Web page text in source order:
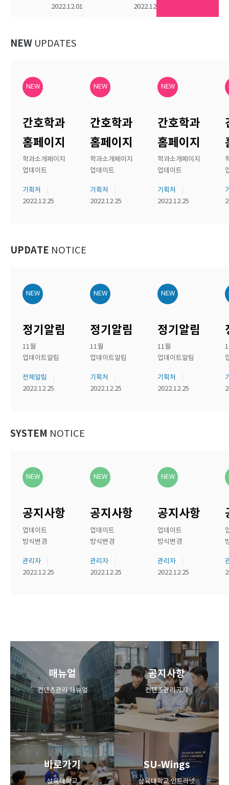
2022.12.01
2022.12.01
NEW UPDATES
NEW
간호학과
홈페이지
학과소개페이지
업데이트
기획처
2022.12.25
NEW
간호학과
홈페이지
학과소개페이지
업데이트
기획처
2022.12.25
NEW
간호학과
홈페이지
학과소개페이지
업데이트
기획처
2022.12.25
UPDATE NOTICE
NEW
정기알림
11월
업데이트알림
전체알림
2022.12.25
NEW
정기알림
11월
업데이트알림
기획처
2022.12.25
NEW
정기알림
11월
업데이트알림
기획처
2022.12.25
SYSTEM NOTICE
NEW
공지사항
업데이트
방식변경
관리자
2022.12.25
NEW
공지사항
업데이트
방식변경
관리자
2022.12.25
NEW
공지사항
업데이트
방식변경
관리자
2022.12.25
매뉴얼
컨텐츠관리 매뉴얼
+
공지사항
컨텐츠관리공지
바로가기
삼육대학교
SU-Wings
삼육대학교 인트라넷